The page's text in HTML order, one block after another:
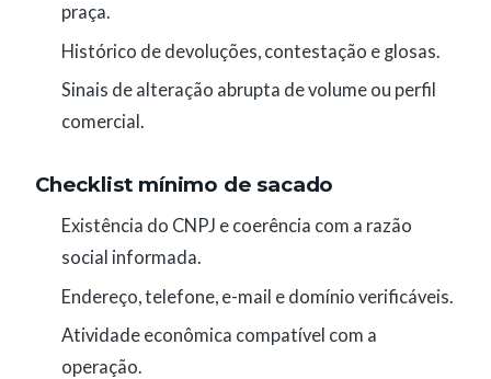
praça.
Histórico de devoluções, contestação e glosas.
Sinais de alteração abrupta de volume ou perfil
comercial.
Checklist mínimo de sacado
Existência do CNPJ e coerência com a razão
social informada.
Endereço, telefone, e-mail e domínio verificáveis.
Atividade econômica compatível com a
operação.